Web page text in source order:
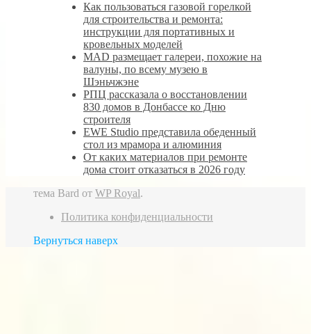
Как пользоваться газовой горелкой
для строительства и ремонта:
инструкции для портативных и
кровельных моделей
MAD размещает галереи, похожие на
валуны, по всему музею в
Шэньчжэне
РПЦ рассказала о восстановлении
830 домов в Донбассе ко Дню
строителя
EWE Studio представила обеденный
стол из мрамора и алюминия
От каких материалов при ремонте
дома стоит отказаться в 2026 году
тема Bard от WP Royal.
Политика конфиденциальности
Вернуться наверх